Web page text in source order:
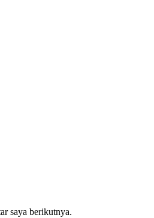
saya berikutnya.